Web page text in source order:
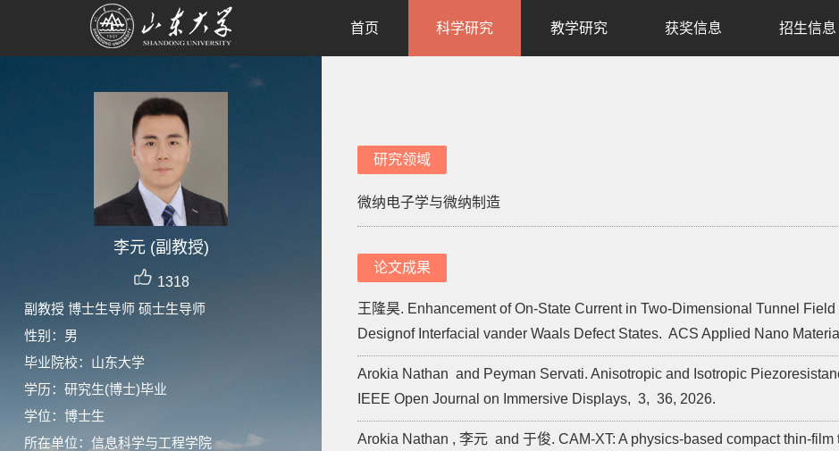
李元 (副教授)
1318
副教授 博士生导师 硕士生导师
性别：男
毕业院校：山东大学
学历：研究生(博士)毕业
学位：博士生
所在单位：信息科学与工程学院
首页 科学研究 教学研究 获奖信息 招生信息
研究领域
微纳电子学与微纳制造
论文成果
王隆昊. Enhancement of On-State Current in Two-Dimensional Tunnel
Designof Interfacial vander Waals Defect States. ACS Applied Nano
Arokia Nathan and Peyman Servati. Anisotropic and Isotropic
IEEE Open Journal on Immersive Displays, 3, 36, 2026.
Arokia Nathan , 李元 and 于俊. CAM-XT: A physics-based compact thin-